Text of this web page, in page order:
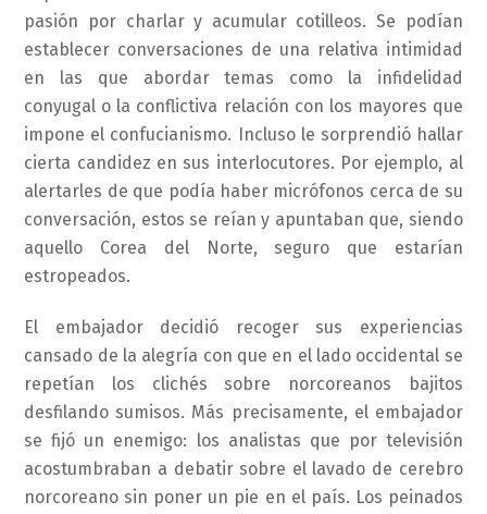
pasión por charlar y acumular cotilleos. Se podían
establecer conversaciones de una relativa intimidad
en las que abordar temas como la infidelidad
conyugal o la conflictiva relación con los mayores que
impone el confucianismo. Incluso le sorprendió hallar
cierta candidez en sus interlocutores. Por ejemplo, al
alertarles de que podía haber micrófonos cerca de su
conversación, estos se reían y apuntaban que, siendo
aquello Corea del Norte, seguro que estarían
estropeados.
El embajador decidió recoger sus experiencias
cansado de la alegría con que en el lado occidental se
repetían los clichés sobre norcoreanos bajitos
desfilando sumisos. Más precisamente, el embajador
se fijó un enemigo: los analistas que por televisión
acostumbraban a debatir sobre el lavado de cerebro
norcoreano sin poner un pie en el país. Los peinados